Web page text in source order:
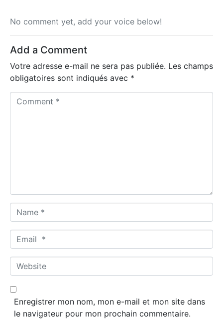
No comment yet, add your voice below!
Add a Comment
Votre adresse e-mail ne sera pas publiée. Les champs
obligatoires sont indiqués avec *
a
m
*
m
a
*
W
e
b
Enregistrer mon nom, mon e-mail et mon site dans
le navigateur pour mon prochain commentaire.